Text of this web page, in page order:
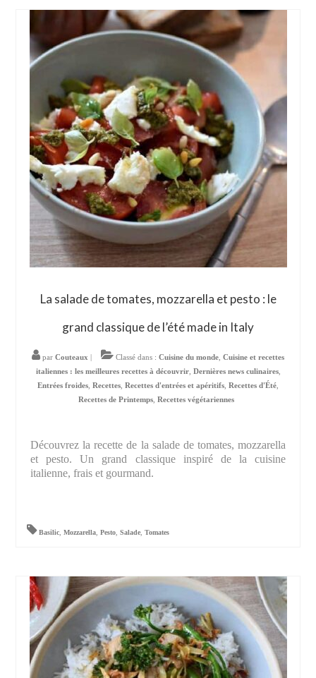
La salade de tomates, mozzarella et pesto : le
grand classique de l’été made in Italy
par Couteaux Classé dans : Cuisine du monde Cuisine et recettes
italiennes : les meilleures recettes à découvrir, Dernières news culinaires,
Entrées froides Recettes Recettes d'entrées et apéritifs Recettes d'Été
Recettes de Printemps Recettes végétariennes
Découvrez la recette de la salade de tomates, mozzarella
et pesto. Un grand classique inspiré de la cuisine
italienne, frais et gourmand.
Basilic,Mozzarella,Pesto,Salade,Tomates